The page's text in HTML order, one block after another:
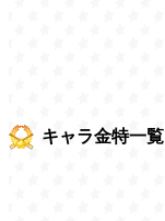
キャラ金特一覧